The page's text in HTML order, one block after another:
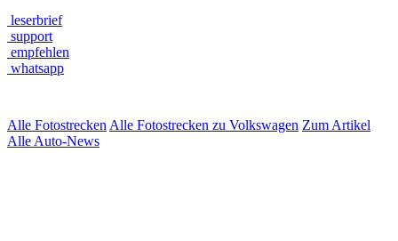
leserbrief
support
empfehlen
whatsapp
Alle Fotostrecken Alle Fotostrecken zu Volkswagen Zum Artikel
Alle Auto-News